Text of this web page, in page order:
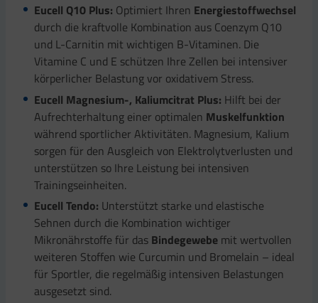
Eucell Q10 Plus: Optimiert Ihren Energiestoffwechsel
durch die kraftvolle Kombination aus Coenzym Q10
und L-Carnitin mit wichtigen B-Vitaminen. Die
Vitamine C und E schützen Ihre Zellen bei intensiver
körperlicher Belastung vor oxidativem Stress.
Eucell Magnesium-, Kaliumcitrat Plus: Hilft bei der
Aufrechterhaltung einer optimalen Muskelfunktion
während sportlicher Aktivitäten. Magnesium, Kalium
sorgen für den Ausgleich von Elektrolytverlusten und
unterstützen so Ihre Leistung bei intensiven
Trainingseinheiten.
Eucell Tendo: Unterstützt starke und elastische
Sehnen durch die Kombination wichtiger
Mikronährstoffe für das Bindegewebe mit wertvollen
weiteren Stoffen wie Curcumin und Bromelain – ideal
für Sportler, die regelmäßig intensiven Belastungen
ausgesetzt sind.